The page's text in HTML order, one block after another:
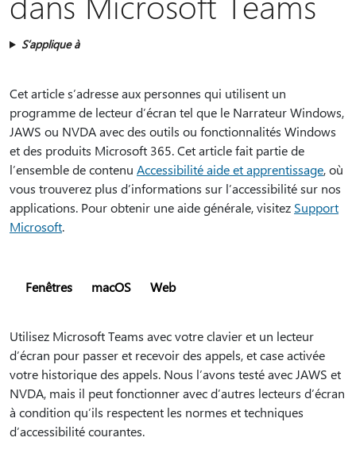
S’applique à
Cet article s’adresse aux personnes qui utilisent un
programme de lecteur d’écran tel que le Narrateur Windows,
JAWS ou NVDA avec des outils ou fonctionnalités Windows
et des produits Microsoft 365. Cet article fait partie de
l’ensemble de contenu Accessibilité aide et apprentissage, où
vous trouverez plus d’informations sur l’accessibilité sur nos
applications. Pour obtenir une aide générale, visitez Support
Microsoft.
Fenêtres macOS Web
Utilisez Microsoft Teams avec votre clavier et un lecteur
d’écran pour passer et recevoir des appels, et case activée
votre historique des appels. Nous l’avons testé avec JAWS et
NVDA, mais il peut fonctionner avec d’autres lecteurs d’écran
à condition qu’ils respectent les normes et techniques
d’accessibilité courantes.